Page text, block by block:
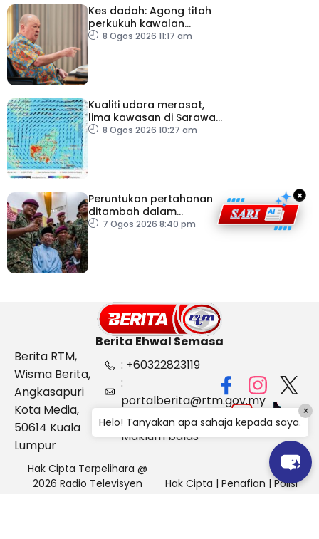
Kes dadah: Agong titah
perkukuh kawalan
lapangan terbang, pintu
8 Ogos 2026 11:17 am
Kualiti udara merosot,
lima kawasan di Sarawak
catat IPU tidak sihat
8 Ogos 2026 10:27 am
Peruntukan pertahanan
ditambah dalam
Belanjawan 2027
7 Ogos 2026 8:40 pm
×
Berita Ehwal Semasa
Berita RTM,
Wisma Berita,
Angkasapuri
Kota Media,
50614 Kuala
Lumpur
: +60322823119
:
portalberita@rtm.gov.my
: Aduan &
Maklum balas
Hak Cipta Terpelihara @
2026 Radio Televisyen
Hak Cipta | Penafian | Polisi
Helo! Tanyakan apa sahaja kepada saya.
×